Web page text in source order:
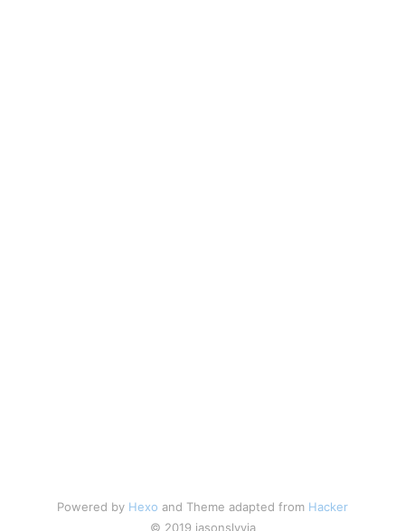
Powered by Hexo and Theme adapted from Hacker
© 2019 jasonslyvia